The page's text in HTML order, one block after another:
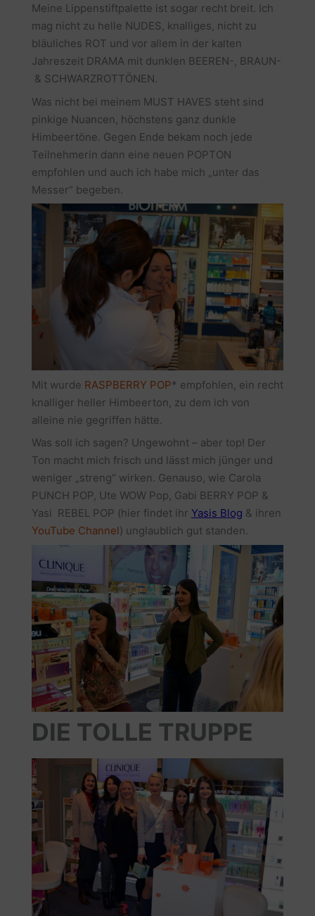
Meine Lippenstiftpalette ist sogar recht breit. Ich
mag nicht zu helle NUDES, knalliges, nicht zu
bläuliches ROT und vor allem in der kalten
Jahreszeit DRAMA mit dunklen BEEREN-, BRAUN-
& SCHWARZROTTÖNEN.
Was nicht bei meinem MUST HAVES steht sind
pinkige Nuancen, höchstens ganz dunkle
Himbeertöne. Gegen Ende bekam noch jede
Teilnehmerin dann eine neuen POPTON
empfohlen und auch ich habe mich „unter das
Messer“ begeben.
Mit wurde RASPBERRY POP* empfohlen, ein recht
knalliger heller Himbeerton, zu dem ich von
alleine nie gegriffen hätte.
Was soll ich sagen? Ungewohnt – aber top! Der
Ton macht mich frisch und lässt mich jünger und
weniger „streng“ wirken. Genauso, wie Carola
PUNCH POP, Ute WOW Pop, Gabi BERRY POP &
Yasi REBEL POP (hier findet ihr Yasis Blog & ihren
YouTube Channel) unglaublich gut standen.
DIE TOLLE TRUPPE